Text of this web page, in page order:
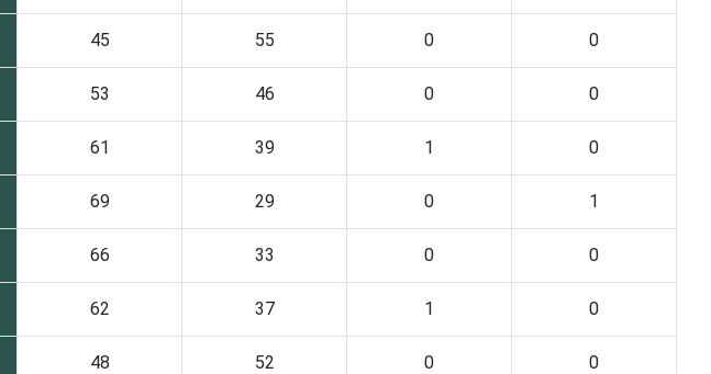
45 55 0 0
53 46 0 0
61 39 1 0
69 29 0 1
66 33 0 0
62 37 1 0
48 52 0 0